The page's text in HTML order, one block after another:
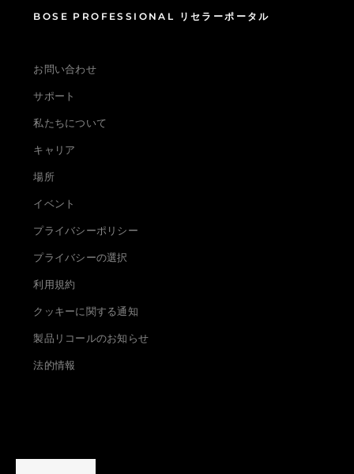
BOSE PROFESSIONAL リセラーポータル
お問い合わせ
サポート
私たちについて
キャリア
場所
イベント
プライバシーポリシー
プライバシーの選択
利用規約
クッキーに関する通知
製品リコールのお知らせ
法的情報